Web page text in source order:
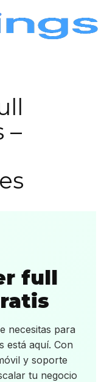
–
full
necesitas para
está aquí. Con
y soporte
tu negocio